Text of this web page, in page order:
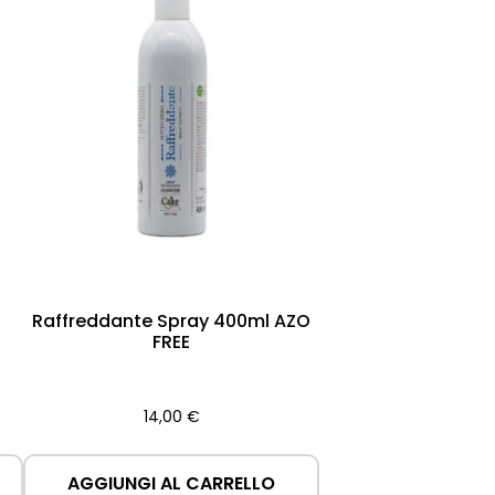
Raffreddante Spray 400ml AZO
FREE
14,00 €
AGGIUNGI AL CARRELLO